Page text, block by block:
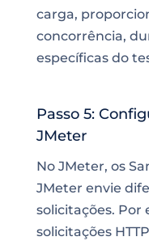
carga,
concorrência,
específicas do
Passo 5:
JMeter
No JMeter, os
JMeter envie
solicitações. Por
solicitações